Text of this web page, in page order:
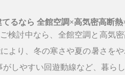
るなら 全館空調×高気密高断
検討中なら、全館空調と高気
により、冬の寒さや夏の暑さ
しやすい回遊動線など、暮ら